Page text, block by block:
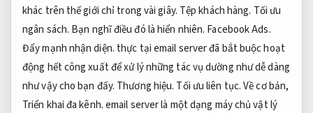
khác trên thế giới chỉ trong vài giây. Tệp khách hàng. Tối ưu
ngân sách. Bạn nghĩ điều đó là hiển nhiên. Facebook Ads.
Đẩy mạnh nhận diện. thực tại email server đã bắt buộc hoạt
động hết công xuất để xử lý những tác vụ dường như dễ dàng
như vậy cho bạn đấy. Thương hiệu. Tối ưu liên tục.Về cơ bản,
Triển khai đa kênh.email server là một dạng máy chủ vật lý